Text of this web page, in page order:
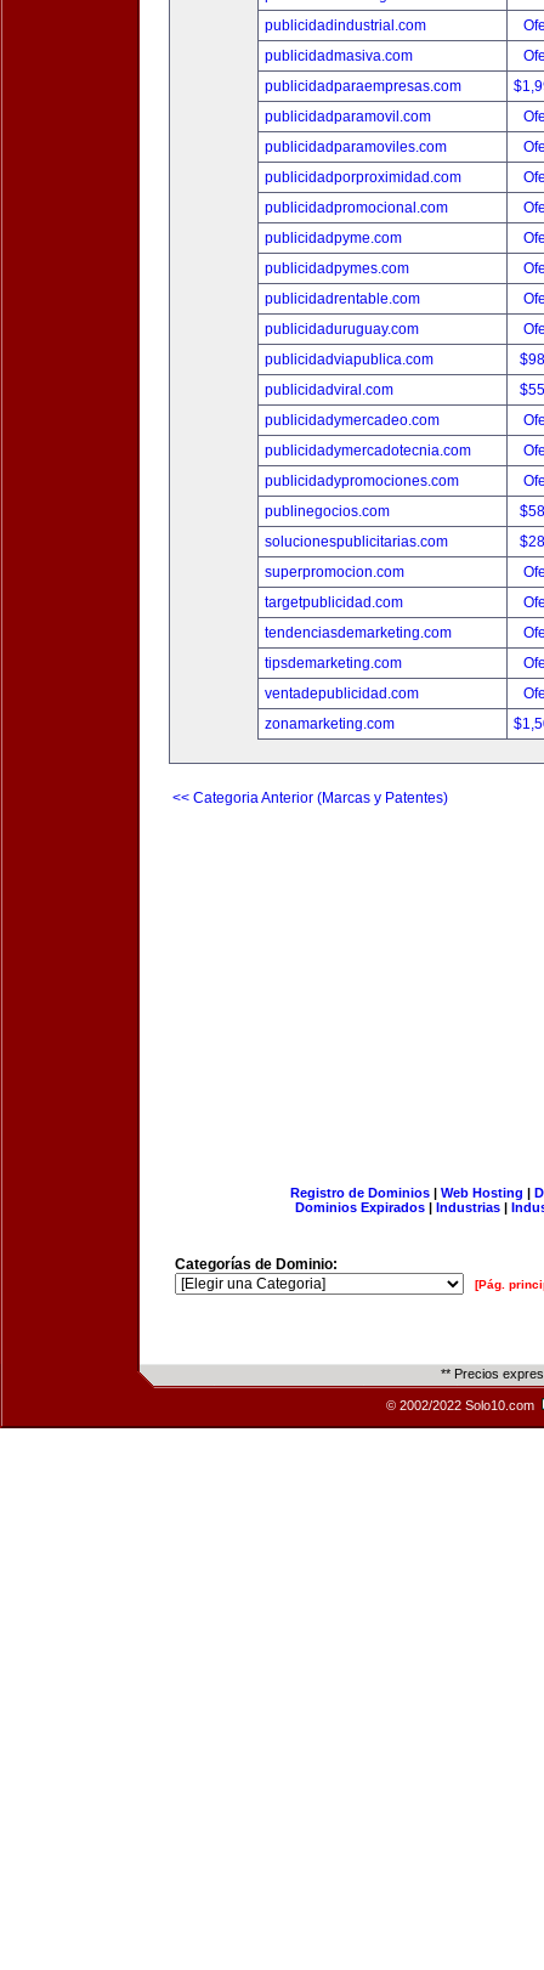
publicidadindustrial.com
publicidadmasiva.com
publicidadparaempresas.com
publicidadparamovil.com
publicidadparamoviles.com
publicidadporproximidad.com
publicidadpromocional.com
publicidadpyme.com
publicidadpymes.com
publicidadrentable.com
publicidaduruguay.com
publicidadviapublica.com
publicidadviral.com
publicidadymercadeo.com
publicidadymercadotecnia.com
publicidadypromociones.com
publinegocios.com
solucionespublicitarias.com
superpromocion.com
targetpublicidad.com
tendenciasdemarketing.com
tipsdemarketing.com
ventadepublicidad.com
zonamarketing.com
<< Categoria Anterior (Marcas y Patentes)
Registro de Dominios| Web Hosting |
Dominios Expirados | Industrias |
Categorías de Dominio:
[Pág.
** Precios
© 2002/2022 Solo10.com